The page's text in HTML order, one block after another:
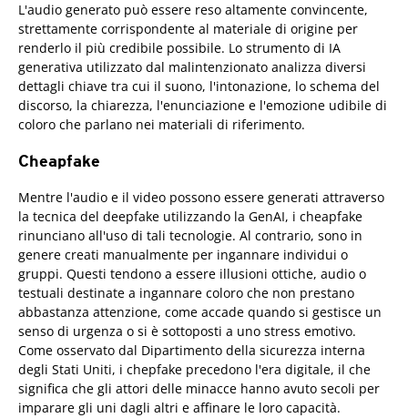
L'audio generato può essere reso altamente convincente,
strettamente corrispondente al materiale di origine per
renderlo il più credibile possibile. Lo strumento di IA
generativa utilizzato dal malintenzionato analizza diversi
dettagli chiave tra cui il suono, l'intonazione, lo schema del
discorso, la chiarezza, l'enunciazione e l'emozione udibile di
coloro che parlano nei materiali di riferimento.
Cheapfake
Mentre l'audio e il video possono essere generati attraverso
la tecnica del deepfake utilizzando la GenAI, i cheapfake
rinunciano all'uso di tali tecnologie. Al contrario, sono in
genere creati manualmente per ingannare individui o
gruppi. Questi tendono a essere illusioni ottiche, audio o
testuali destinate a ingannare coloro che non prestano
abbastanza attenzione, come accade quando si gestisce un
senso di urgenza o si è sottoposti a uno stress emotivo.
Come osservato dal Dipartimento della sicurezza interna
degli Stati Uniti, i chepfake precedono l'era digitale, il che
significa che gli attori delle minacce hanno avuto secoli per
imparare gli uni dagli altri e affinare le loro capacità.